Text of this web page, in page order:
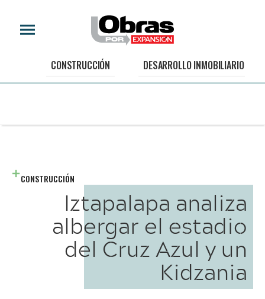
CONSTRUCCIÓN DESARROLLO INMOBILIARIO
CONSTRUCCIÓN
Iztapalapa analiza
albergar el estadio
del Cruz Azul y un
Kidzania